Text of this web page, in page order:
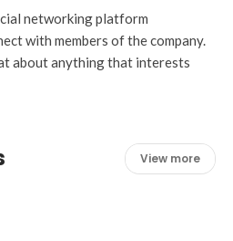
networking platform
with members of the company.
about anything that interests
View more